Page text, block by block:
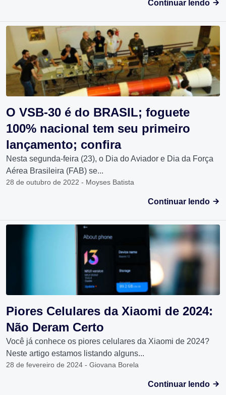
Continuar lendo
O VSB-30 é do BRASIL; foguete
100% nacional tem seu primeiro
lançamento; confira
Nesta segunda-feira (23), o Dia do Aviador e Dia da Força
Aérea Brasileira (FAB) se...
28 de outubro de 2022 - Moyses Batista
Continuar lendo
Piores Celulares da Xiaomi de 2024:
Não Deram Certo
Você já conhece os piores celulares da Xiaomi de 2024?
Neste artigo estamos listando alguns...
28 de fevereiro de 2024 - Giovana Borela
Continuar lendo